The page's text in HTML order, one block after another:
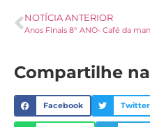
NOTÍCIA ANTERIOR
Compartilhe
Facebook Twitter